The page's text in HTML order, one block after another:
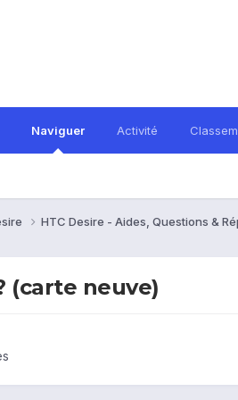
Naviguer Activité
HTC Desire - Aides, Questions &
(carte neuve)